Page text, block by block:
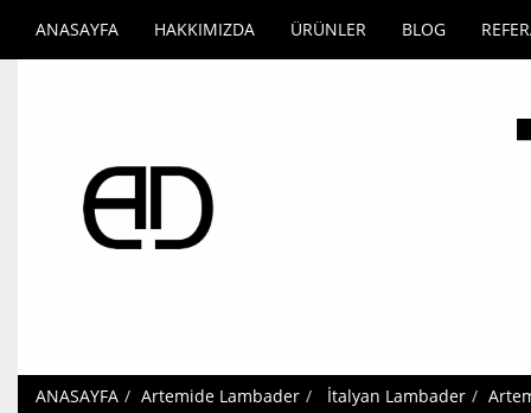
ANASAYFA HAKKIMIZDA ÜRÜNLER BLOG
ANASAYFA Artemide Lambader İtalyan Lambader